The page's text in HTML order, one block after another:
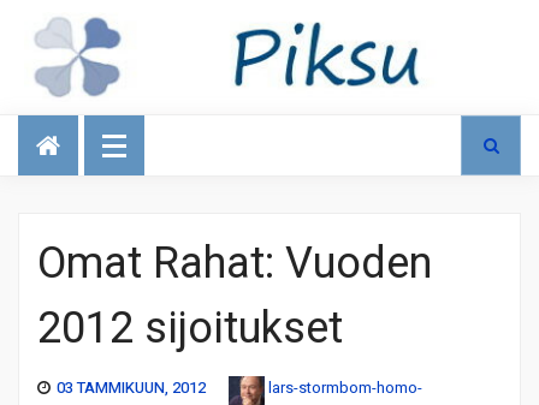
Talous
Omat Rahat: Vuoden
2012 sijoitukset
03 TAMMIKUUN, 2012
lars-stormbom-homo-